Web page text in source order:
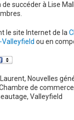
succéder à Lise
le site Internet de la
Valleyfield ou en
, Nouvelles
de commerce
, Valleyfield